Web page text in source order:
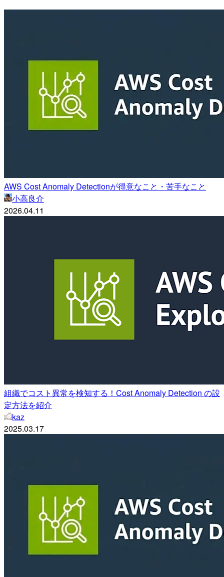
AWS Cost Anomaly Detectionが得意なこと・苦手なこと
小高良介
2026.04.11
組織でコスト異常を検知する！Cost Anomaly Detection の設
定方法を紹介
kaz
2025.03.17